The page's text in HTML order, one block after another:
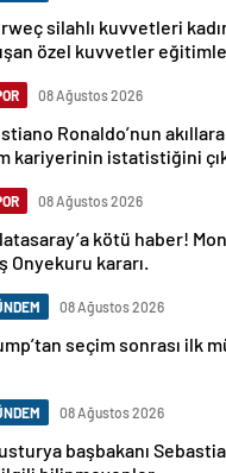
silahlı kuvvetleri
özel kuvvetler
08 Ağustos 2026
Ronaldo’nun
kariyerinin istatistiğini
08 Ağustos 2026
kötü haber!
Onyekuru kararı.
08 Ağustos 2026
seçim sonrası ilk
08 Ağustos 2026
başbakanı